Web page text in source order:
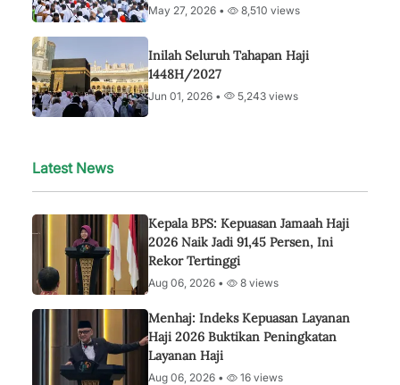
May 27, 2026 • 8,510 views
Inilah Seluruh Tahapan Haji
1448H/2027
Jun 01, 2026 • 5,243 views
Latest News
Kepala BPS: Kepuasan Jamaah Haji
2026 Naik Jadi 91,45 Persen, Ini
Rekor Tertinggi
Aug 06, 2026 • 8 views
Menhaj: Indeks Kepuasan Layanan
Haji 2026 Buktikan Peningkatan
Layanan Haji
Aug 06, 2026 • 16 views